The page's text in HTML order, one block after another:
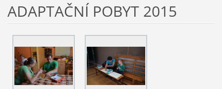
ADAPTAČNÍ POBYT 2015